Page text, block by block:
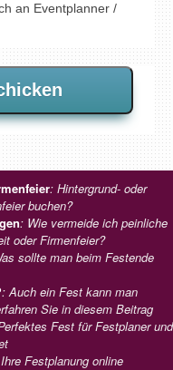
an Eventplanner /
: Hintergrund- oder
buchen?
: Wie vermeide ich peinliche
oder Firmenfeier?
sollte man beim Festende
: Auch ein Fest kann man
Sie in diesem Beitrag
Fest für Festplaner und
Festplanung online